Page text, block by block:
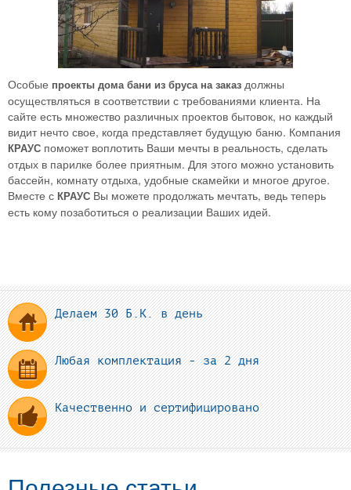
Особые проекты дома бани из бруса на заказ должны
осуществляться в соответствии с требованиями клиента. На
сайте есть множество различных проектов бытовок, но каждый
видит нечто свое, когда представляет будущую баню. Компания
КРАУС поможет воплотить Ваши мечты в реальность, сделать
отдых в парилке более приятным. Для этого можно установить
бассейн, комнату отдыха, удобные скамейки и многое другое.
Вместе с КРАУС Вы можете продолжать мечтать, ведь теперь
есть кому позаботиться о реализации Ваших идей.
Делаем 30 Б.К. в день
Любая комплектация - за 2 дня
Качественно и сертифицировано